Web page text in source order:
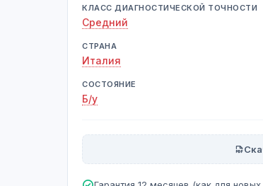
КЛАСС ДИАГНОСТИЧЕСКОЙ ТОЧНОСТИ
Средний
СТРАНА
Италия
СОСТОЯНИЕ
Б/у